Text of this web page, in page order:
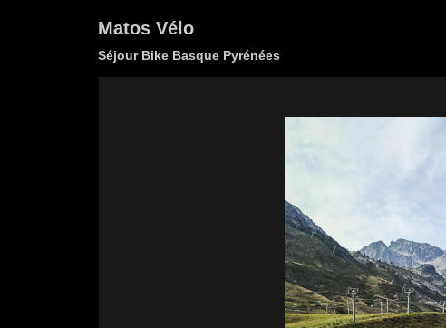
Matos Vélo
Séjour Bike Basque Pyrénées